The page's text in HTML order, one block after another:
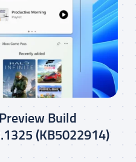
Build
(KB5022914)